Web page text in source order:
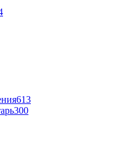
613
300